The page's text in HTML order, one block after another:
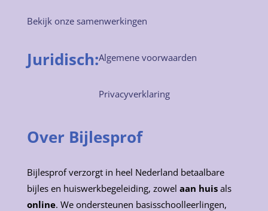
Bekijk onze samenwerkingen
Juridisch:Algemene voorwaarden
Privacyverklaring
Over Bijlesprof
Bijlesprof verzorgt in heel Nederland betaalbare
bijles en huiswerkbegeleiding, zowel aan huisals
online. We ondersteunen basisschoolleerlingen,